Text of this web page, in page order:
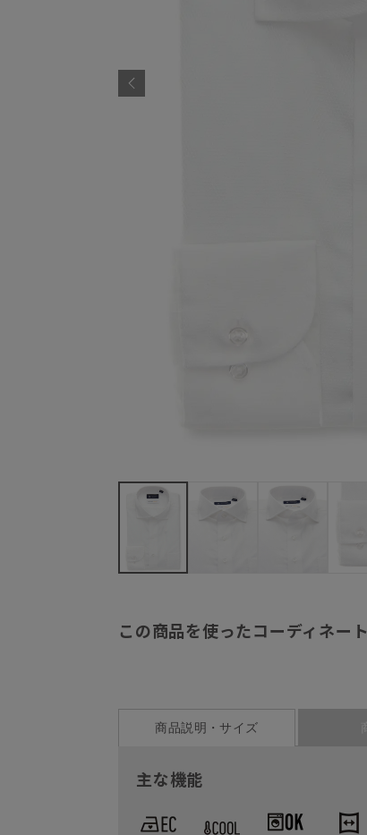
この商品を使ったコーディネート
商品説明・サイズ
主な機能